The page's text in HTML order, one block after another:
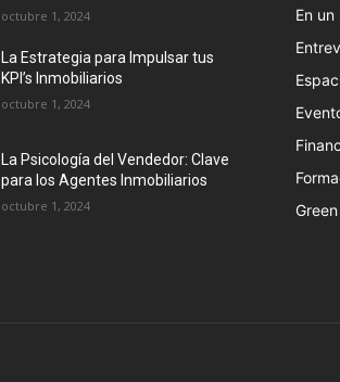
octubre 1, 2024
La Estrategia para Impulsar tus
KPI’s Inmobiliarios
octubre 1, 2024
La Psicología del Vendedor: Clave
para los Agentes Inmobiliarios
octubre 1, 2024
En
Green